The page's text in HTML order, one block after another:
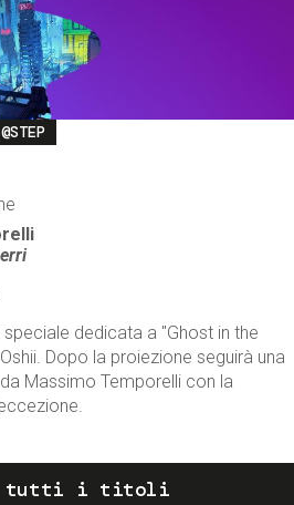
dedicata a "Ghost in the
Dopo la proiezione seguirà una
Massimo Temporelli con la
tutti i titoli